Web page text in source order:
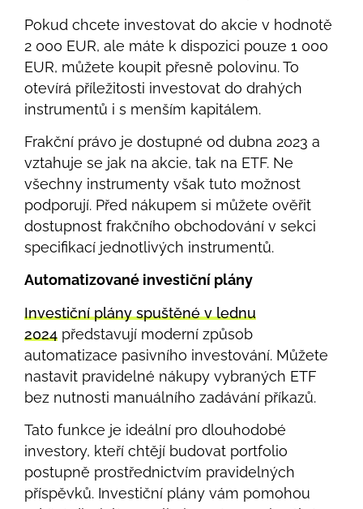
Pokud chcete investovat do akcie v hodnotě
2 000 EUR, ale máte k dispozici pouze 1 000
EUR, můžete koupit přesně polovinu. To
otevírá příležitosti investovat do drahých
instrumentů i s menším kapitálem.
Frakční právo je dostupné od dubna 2023 a
vztahuje se jak na akcie, tak na ETF. Ne
všechny instrumenty však tuto možnost
podporují. Před nákupem si můžete ověřit
dostupnost frakčního obchodování v sekci
specifikací jednotlivých instrumentů.
Automatizované investiční plány
Investiční plány spuštěné v lednu
2024 představují moderní způsob
automatizace pasivního investování. Můžete
nastavit pravidelné nákupy vybraných ETF
bez nutnosti manuálního zadávání příkazů.
Tato funkce je ideální pro dlouhodobé
investory, kteří chtějí budovat portfolio
postupně prostřednictvím pravidelných
příspěvků. Investiční plány vám pomohou